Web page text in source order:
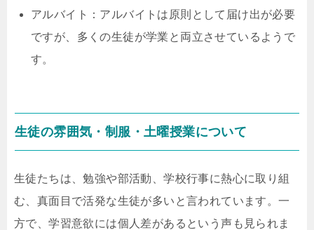
アルバイト：アルバイトは原則として届け出が必要
ですが、多くの生徒が学業と両立させているようで
す。
生徒の雰囲気・制服・土曜授業について
生徒たちは、勉強や部活動、学校行事に熱心に取り組
む、真面目で活発な生徒が多いと言われています。一
方で、学習意欲には個人差があるという声も見られま